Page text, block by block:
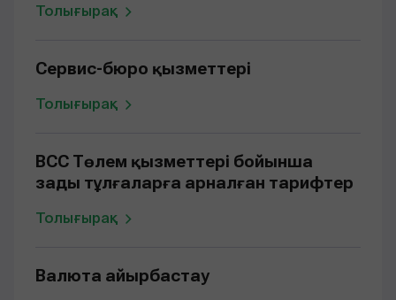
Толығырақ
Сервис-бюро қызметтері
Толығырақ
BCC Төлем қызметтері бойынша
заңды тұлғаларға арналған тарифтер
Толығырақ
Валюта айырбастау